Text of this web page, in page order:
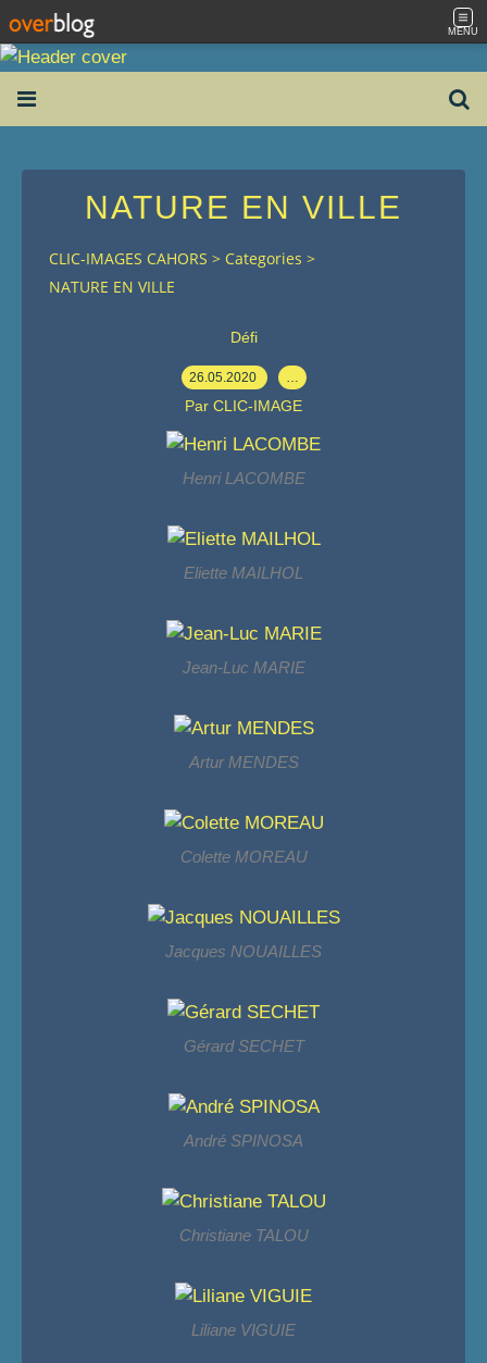
MENU
NATURE EN VILLE
CLIC-IMAGES CAHORS > Categories >
NATURE EN VILLE
Défi
26.05.2020
Par CLIC-IMAGE
Henri LACOMBE
Eliette MAILHOL
Jean-Luc MARIE
Artur MENDES
Colette MOREAU
Jacques NOUAILLES
Gérard SECHET
André SPINOSA
Christiane TALOU
Liliane VIGUIE